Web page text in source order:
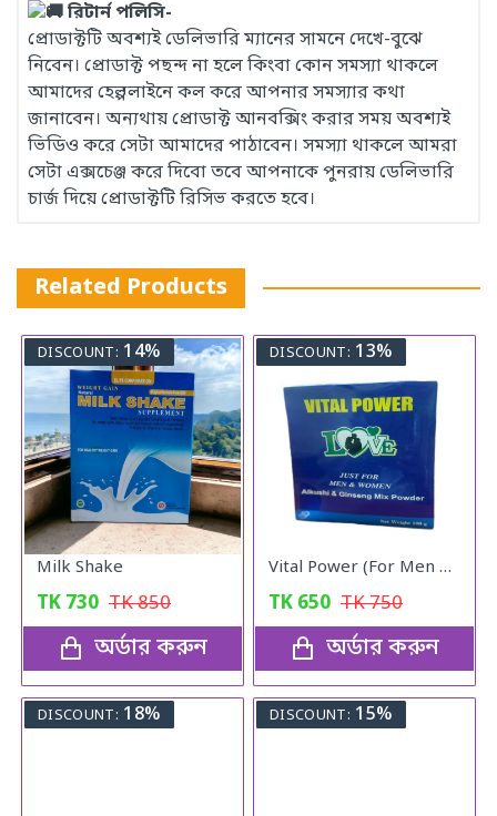
রিটার্ন পলিসি-
প্রোডাক্টটি অবশ্যই ডেলিভারি ম্যানের সামনে দেখে-বুঝে
নিবেন। প্রোডাক্ট পছন্দ না হলে কিংবা কোন সমস্যা থাকলে
আমাদের হেল্পলাইনে কল করে আপনার সমস্যার কথা
জানাবেন। অন্যথায় প্রোডাক্ট আনবক্সিং করার সময় অবশ্যই
ভিডিও করে সেটা আমাদের পাঠাবেন। সমস্যা থাকলে আমরা
সেটা এক্সচেঞ্জ করে দিবো তবে আপনাকে পুনরায় ডেলিভারি
চার্জ দিয়ে প্রোডাক্টটি রিসিভ করতে হবে।
Related Products
DISCOUNT: 14%
Milk Shake
TK 730 TK850
অর্ডার করুন
DISCOUNT: 13%
Vital Power (For Men & Woman)
TK 650 TK750
অর্ডার করুন
DISCOUNT: 18% DISCOUNT: 15%